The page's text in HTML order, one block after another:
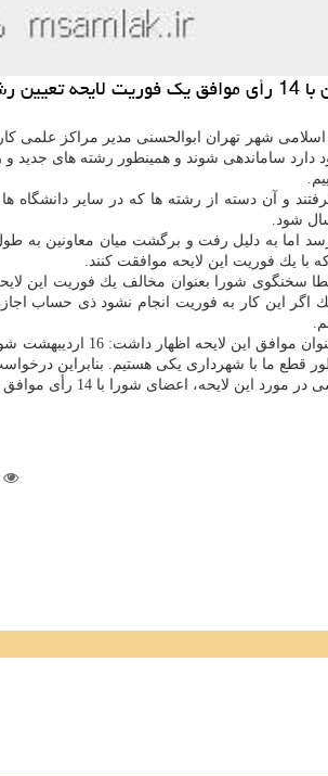
شهر تهران ابوالحسنی مدیر مراكز علمی
ساماندهی شوند و همینطور رشته های جدید
و آن دسته از رشته ها كه در سایر دانشگاه
شود.
اما به دلیل رفت و برگشت میان معاونین به
با یك فوریت این لایحه موافقت كنند.
این كار به فوریت انجام نشود ذی حساب
در ادامه حسن رسولی
17 عضو حاضر در جلسه یك فوریت این لایحه را به تصویب رساندند.